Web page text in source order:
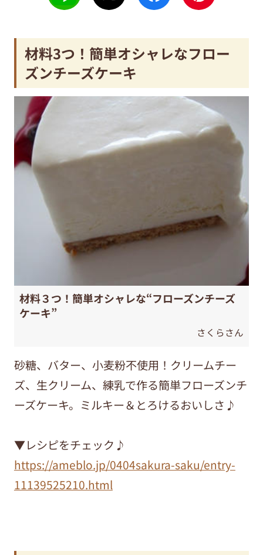
材料3つ！簡単オシャレなフロー
ズンチーズケーキ
材料３つ！簡単オシャレな“フローズンチーズ
ケーキ”
さくらさん
砂糖、バター、小麦粉不使用！クリームチー
ズ、生クリーム、練乳で作る簡単フローズンチ
ーズケーキ。ミルキー＆とろけるおいしさ♪
▼レシピをチェック♪
https://ameblo.jp/0404sakura-saku/entry-
11139525210.html